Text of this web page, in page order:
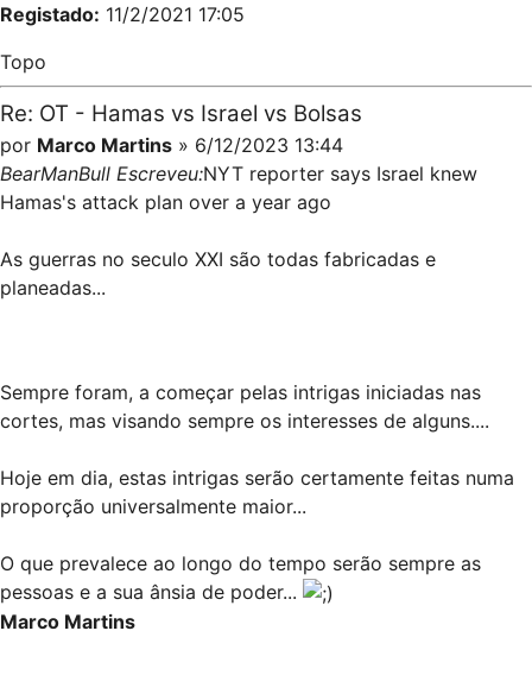
Registado: 11/2/2021 17:05
Topo
Re: OT - Hamas vs Israel vs Bolsas
por Marco Martins » 6/12/2023 13:44
BearManBull Escreveu:NYT reporter says Israel knew
Hamas's attack plan over a year ago
As guerras no seculo XXI são todas fabricadas e
planeadas...
Sempre foram, a começar pelas intrigas iniciadas nas
cortes, mas visando sempre os interesses de alguns....
Hoje em dia, estas intrigas serão certamente feitas numa
proporção universalmente maior...
O que prevalece ao longo do tempo serão sempre as
pessoas e a sua ânsia de poder...
Marco Martins